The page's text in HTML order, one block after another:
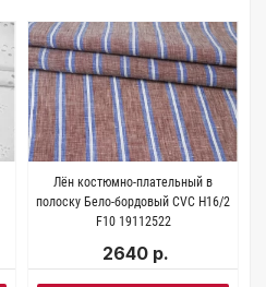
Лён костюмно-плательный в
полоску Бело-бордовый CVC H16/2
F10 19112522
2640 р.